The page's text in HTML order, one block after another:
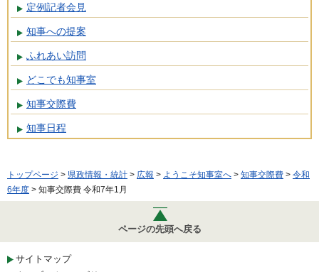
定例記者会見
知事への提案
ふれあい訪問
どこでも知事室
知事交際費
知事日程
トップページ > 県政情報・統計 > 広報 > ようこそ知事室へ > 知事交際費 > 令和
6年度 > 知事交際費 令和7年1月
ページの先頭へ戻る
サイトマップ